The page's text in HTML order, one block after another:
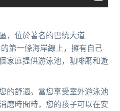
，位於著名的巴統大道
第一條海岸線上，擁有自己
家庭提供游泳池，咖啡廳和遊
的舒適。當您享受室外游泳池
磨時間時，您的孩子可以在安